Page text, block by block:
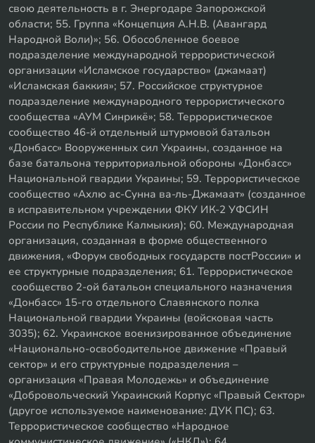
свою деятельность в г. Энергодаре Запорожской
области; 55. Группа «Концепция А.Н.В. (Авангард
Народной Воли)»; 56. Обособленное боевое
подразделение международной террористической
организации «Исламское государство» (джамаат)
«Исламская баккия»; 57. Российское структурное
подразделение международного террористического
сообщества «АУМ Синрикё»; 58. Террористическое
сообщество 46-й отдельный штурмовой батальон
«Донбасс» Вооруженных сил Украины, созданное на
базе батальона территориальной обороны «Донбасс»
Национальной гвардии Украины; 59. Террористическое
сообщество «Ахлю ас-Сунна ва-ль-Джамаат» (созданное
в исправительном учреждении ФКУ ИК-2 УФСИН
России по Республике Калмыкия); 60. Международная
организация, созданная в форме общественного
движения, «Форум свободных государств постРоссии» и
ее структурные подразделения; 61. Террористическое
сообщество 2-ой батальон специального назначения
«Донбасс» 15-го отдельного Славянского полка
Национальной гвардии Украины (войсковая часть
3035); 62. Украинское военизированное объединение
«Национально-освободительное движение «Правый
сектор» и его структурные подразделения –
организация «Правая Молодежь» и объединение
«Добровольческий Украинский Корпус «Правый Сектор»
(другое используемое наименование: ДУК ПС); 63.
Террористическое сообщество «Народное